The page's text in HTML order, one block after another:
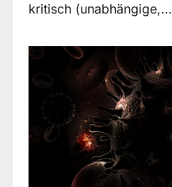
kritisch (unabhängige,…